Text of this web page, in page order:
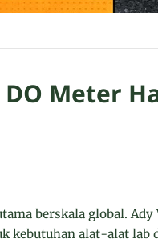
Meter
berskala global. Ady
kebutuhan alat-alat lab